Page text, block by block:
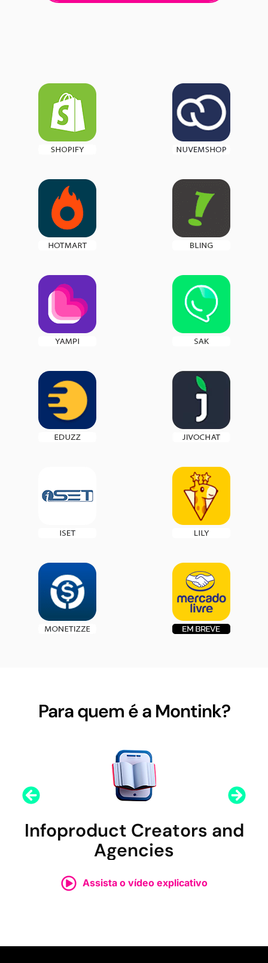
Para quem é a Montink?
Infoproduct Creators and
Agencies
Assista o vídeo explicativo